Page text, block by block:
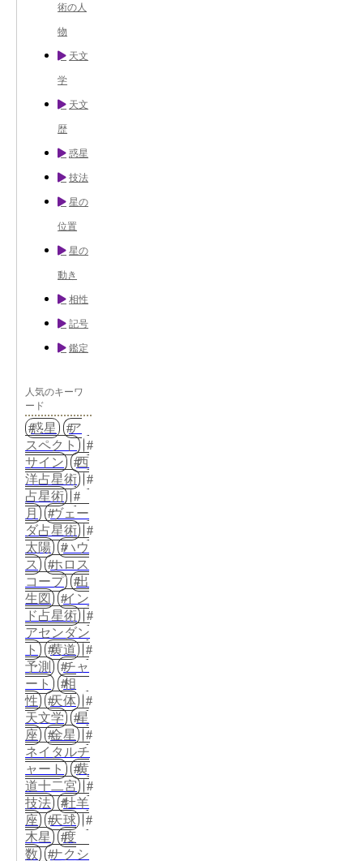
術の人
物
天文
学
天文
歴
惑星
技法
星の
位置
星の
動き
相性
記号
鑑定
人気のキーワ
ード
惑星
ア
スペクト
サイン
西
洋占星術
占星術
月
ヴェー
ダ占星術
太陽
ハウ
ス
ホロス
コープ
出
生図
イン
ド占星術
アセンダン
ト
黄道
予測
チャ
ート
相
性
天体
天文学
星
座
金星
ネイタルチ
ャート
黄
道十二宮
技法
牡羊
座
天球
木星
度
数
ナクシ